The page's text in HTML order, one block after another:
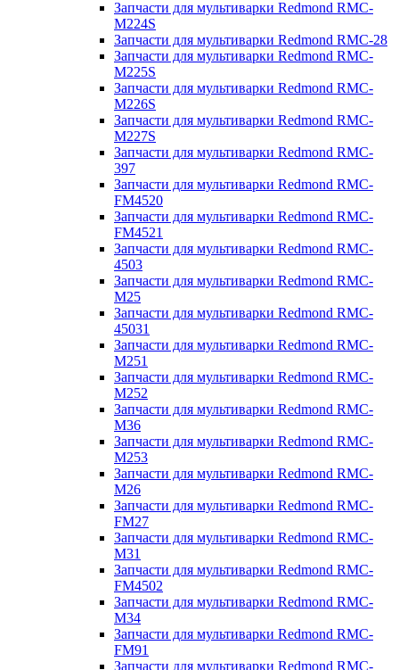
Запчасти для мультиварки Redmond RMC-
M224S
Запчасти для мультиварки Redmond RMC-28
Запчасти для мультиварки Redmond RMC-
M225S
Запчасти для мультиварки Redmond RMC-
M226S
Запчасти для мультиварки Redmond RMC-
M227S
Запчасти для мультиварки Redmond RMC-
397
Запчасти для мультиварки Redmond RMC-
FM4520
Запчасти для мультиварки Redmond RMC-
FM4521
Запчасти для мультиварки Redmond RMC-
4503
Запчасти для мультиварки Redmond RMC-
M25
Запчасти для мультиварки Redmond RMC-
45031
Запчасти для мультиварки Redmond RMC-
M251
Запчасти для мультиварки Redmond RMC-
M252
Запчасти для мультиварки Redmond RMC-
M36
Запчасти для мультиварки Redmond RMC-
M253
Запчасти для мультиварки Redmond RMC-
M26
Запчасти для мультиварки Redmond RMC-
FM27
Запчасти для мультиварки Redmond RMC-
M31
Запчасти для мультиварки Redmond RMC-
FM4502
Запчасти для мультиварки Redmond RMC-
M34
Запчасти для мультиварки Redmond RMC-
FM91
Запчасти для мультиварки Redmond RMC-